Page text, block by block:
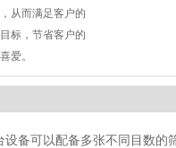
从而满足客户的
标，节省客户的
爱。
备可以配备多张不同目数的